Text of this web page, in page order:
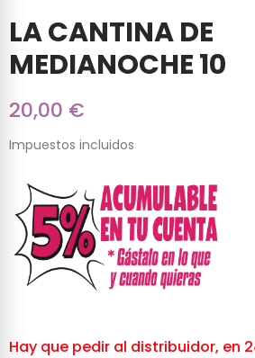
LA CANTINA DE
MEDIANOCHE 10
20,00 €
Impuestos incluidos
Hay que pedir al distribuidor, en